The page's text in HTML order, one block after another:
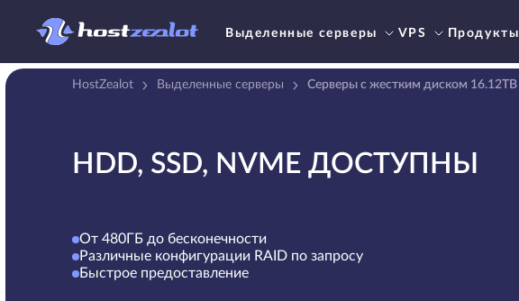
Выделенные серверы VPS Продукты
HostZealot Выделенные серверы Серверы с жестким диском 16.12TB
HDD, SSD, NVME ДОСТУПНЫ
От 480ГБ до бесконечности
Различные конфигурации RAID по запросу
Быстрое предоставление